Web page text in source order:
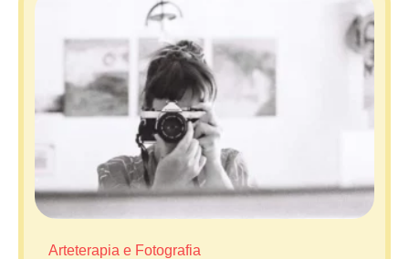
Arteterapia e Fotografia